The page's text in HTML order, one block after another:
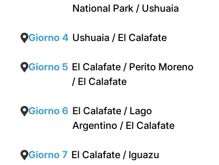
National Park / Ushuaia
Giorno 4 Ushuaia / El Calafate
Giorno 5 El Calafate / Perito Moreno
/ El Calafate
Giorno 6 El Calafate / Lago
Argentino / El Calafate
Giorno 7 El Calafate / Iguazu